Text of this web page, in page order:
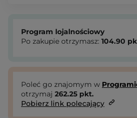
Program lojalnościowy
Po zakupie otrzymasz: 104.90
Poleć go znajomym w
otrzymaj 262.25 pkt.
Pobierz link polecający